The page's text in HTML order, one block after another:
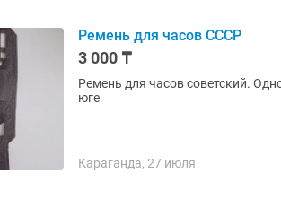
Ремень для часов СССР
3 000 ₸
Ремень для часов советский.
юге
Караганда, 27 июля